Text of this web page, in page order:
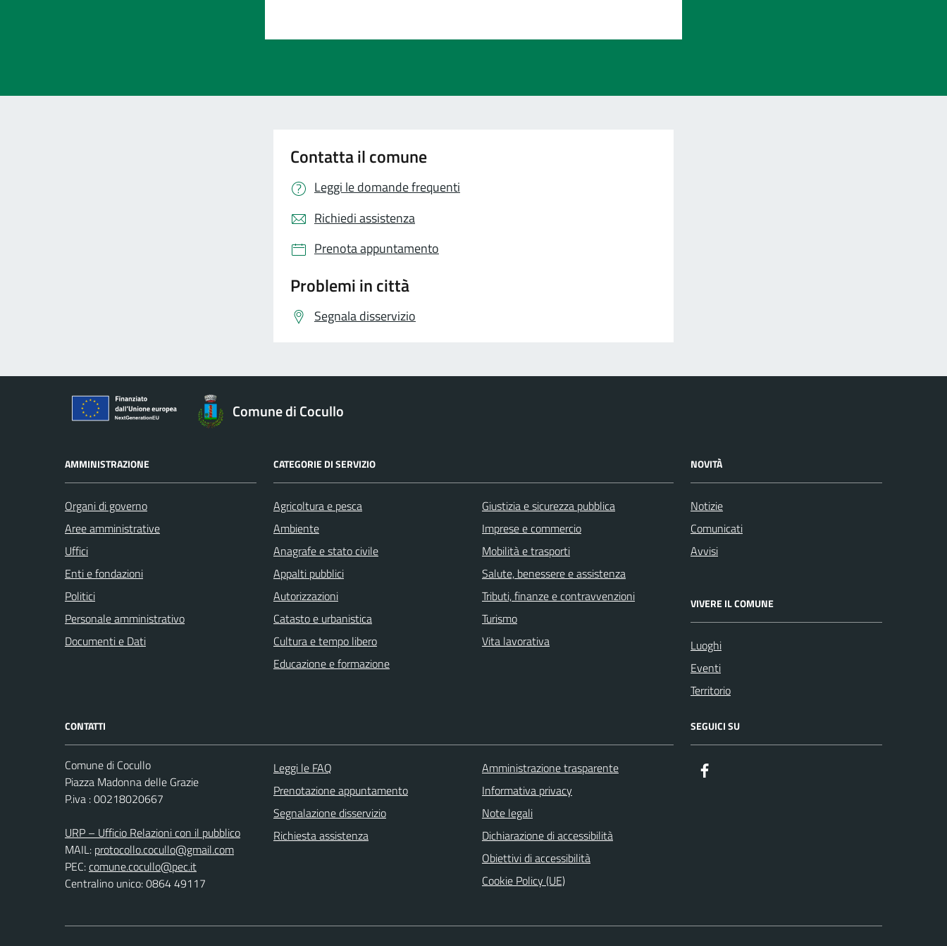
Contatta il comune
Leggi le domande frequenti
Richiedi assistenza
Prenota appuntamento
Problemi in città
Segnala disservizio
Comune di Cocullo
AMMINISTRAZIONE
Organi di governo
Aree amministrative
Uffici
Enti e fondazioni
Politici
Personale amministrativo
Documenti e Dati
CATEGORIE DI SERVIZIO
Agricoltura e pesca
Ambiente
Anagrafe e stato civile
Appalti pubblici
Autorizzazioni
Catasto e urbanistica
Cultura e tempo libero
Educazione e formazione
Giustizia e sicurezza pubblica
Imprese e commercio
Mobilità e trasporti
Salute, benessere e assistenza
Tributi, finanze e contravvenzioni
Turismo
Vita lavorativa
NOVITÀ
Notizie
Comunicati
Avvisi
VIVERE IL COMUNE
Luoghi
Eventi
Territorio
CONTATTI
Comune di Cocullo
Piazza Madonna delle Grazie
P.iva : 00218020667
URP – Ufficio Relazioni con il pubblico
MAIL: protocollo.cocullo@gmail.com
PEC:comune.cocullo@pec.it
Centralino unico: 0864 49117
Leggi le FAQ
Prenotazione appuntamento
Segnalazione disservizio
Richiesta assistenza
Amministrazione trasparente
Informativa privacy
Note legali
Dichiarazione di accessibilità
Obiettivi di accessibilità
Cookie Policy (UE)
SEGUICI SU